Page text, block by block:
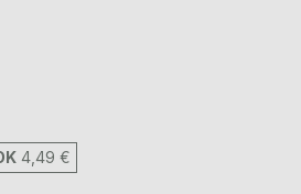
4,49 €